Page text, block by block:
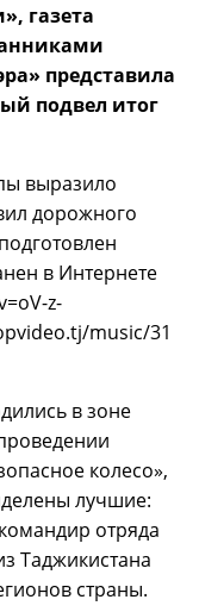
газета
представила
подвел итог
выразило
дорожного
в Интернете
z-
music/31
в зоне
колесо»,
лучшие:
отряда
Таджикистана
страны.